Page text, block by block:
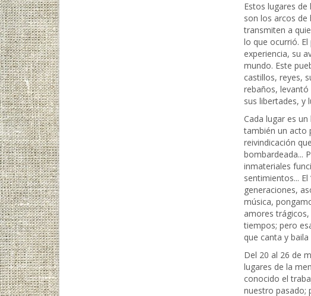
Estos lugares
son los arcos de
transmiten a
lo que ocurrió.
experiencia, su
mundo. Este
castillos, reyes,
rebaños, levantó
sus libertades, y
Cada lugar es
también un acto
reivindicación
bombardeada...
inmateriales
sentimientos...
generaciones,
música,
amores
tiempos; pero
que canta y
Del 20 al 26 de
lugares de la
conocido el
nuestro pasado;